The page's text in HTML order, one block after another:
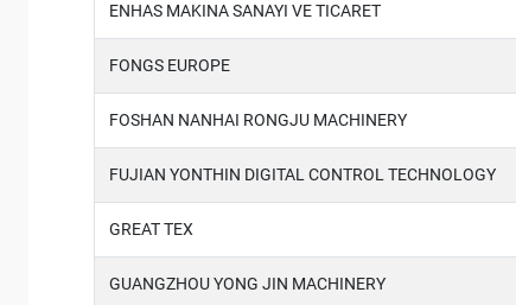
ENHAS MAKINA SANAYI VE TICARET
FONGS EUROPE
FOSHAN NANHAI RONGJU MACHINERY
FUJIAN YONTHIN DIGITAL CONTROL TECHNOLOGY
GREAT TEX
GUANGZHOU YONG JIN MACHINERY